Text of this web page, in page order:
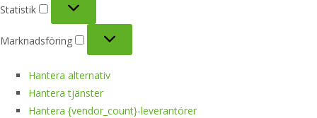
Statistik
Marknadsföring
Hantera alternativ
Hantera tjänster
Hantera {vendor_count}-leverantörer